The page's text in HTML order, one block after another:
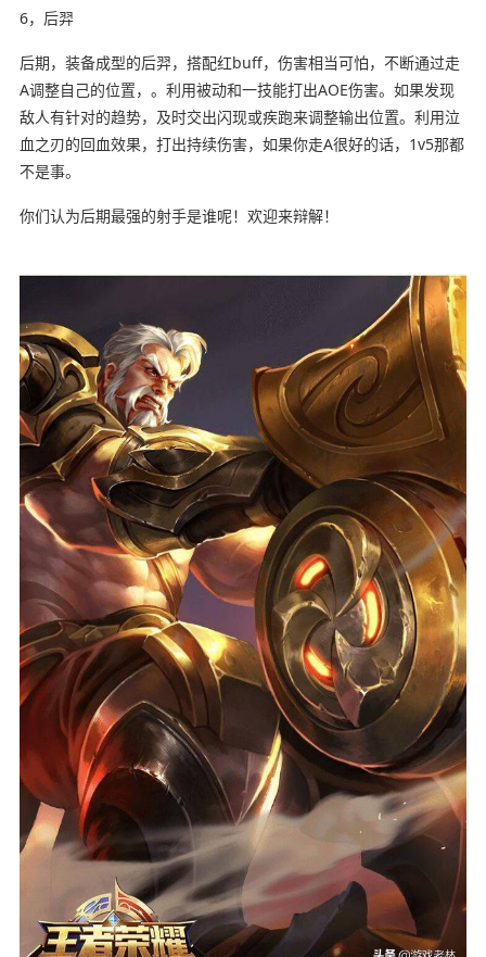
6，后羿
后期，装备成型的后羿，搭配红buff，伤害相当可怕，不断通过走
A调整自己的位置，。利用被动和一技能打出AOE伤害。如果发现
敌人有针对的趋势，及时交出闪现或疾跑来调整输出位置。利用泣
血之刃的回血效果，打出持续伤害，如果你走A很好的话，1v5那都
不是事。
你们认为后期最强的射手是谁呢！欢迎来辩解！